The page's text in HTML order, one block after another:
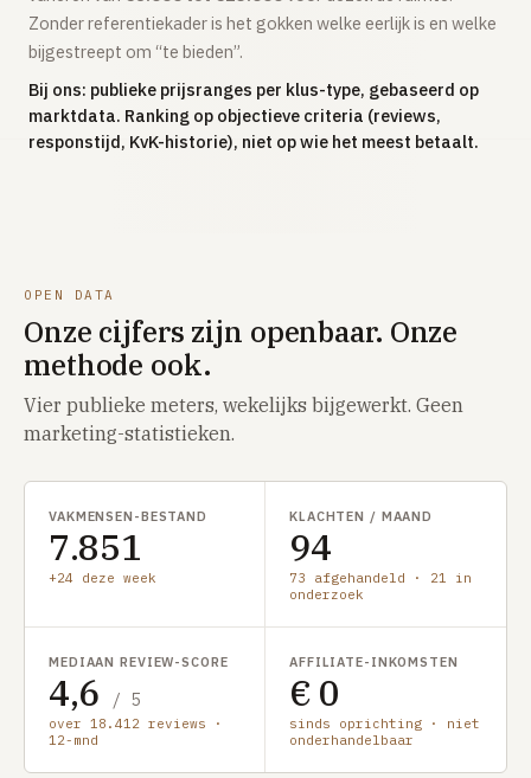
Zonder referentiekader is het gokken welke eerlijk is en welke
bijgestreept om “te bieden”.
Bij ons: publieke prijsranges per klus-type, gebaseerd op
marktdata. Ranking op objectieve criteria (reviews,
responstijd, KvK-historie), niet op wie het meest betaalt.
OPEN DATA
Onze cijfers zijn openbaar. Onze
methode ook.
Vier publieke meters, wekelijks bijgewerkt. Geen
marketing-statistieken.
VAKMENSEN-BESTAND
7.851
+24 deze week
KLACHTEN / MAAND
94
73 afgehandeld · 21 in
onderzoek
MEDIAAN REVIEW-SCORE
4,6 / 5
over 18.412 reviews ·
12-mnd
AFFILIATE-INKOMSTEN
€ 0
sinds oprichting · niet
onderhandelbaar